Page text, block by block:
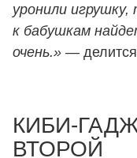
уронили
к бабушкам
очень.» —
КИБИ-
ВТОРОЙ